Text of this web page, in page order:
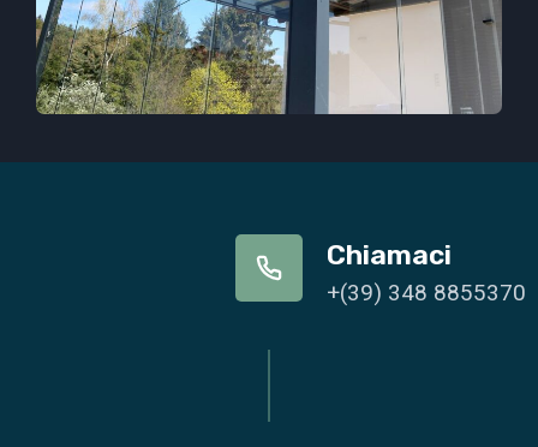
Chiamaci
+(39) 348 8855370